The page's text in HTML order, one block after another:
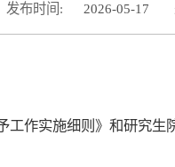
发布时间: 2026-05-17
工作实施细则》和研究生